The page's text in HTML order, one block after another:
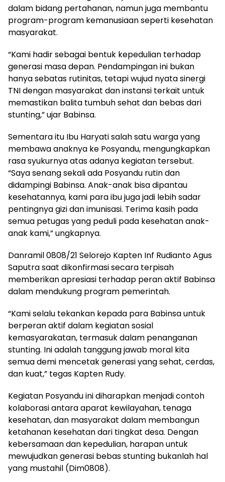
dalam bidang pertahanan, namun juga membantu
program-program kemanusiaan seperti kesehatan
masyarakat.
“Kami hadir sebagai bentuk kepedulian terhadap
generasi masa depan. Pendampingan ini bukan
hanya sebatas rutinitas, tetapi wujud nyata sinergi
TNI dengan masyarakat dan instansi terkait untuk
memastikan balita tumbuh sehat dan bebas dari
stunting,” ujar Babinsa.
Sementara itu Ibu Haryati salah satu warga yang
membawa anaknya ke Posyandu, mengungkapkan
rasa syukurnya atas adanya kegiatan tersebut.
“Saya senang sekali ada Posyandu rutin dan
didampingi Babinsa. Anak-anak bisa dipantau
kesehatannya, kami para ibu juga jadi lebih sadar
pentingnya gizi dan imunisasi. Terima kasih pada
semua petugas yang peduli pada kesehatan anak-
anak kami,” ungkapnya.
Danramil 0808/21 Selorejo Kapten Inf Rudianto Agus
Saputra saat dikonfirmasi secara terpisah
memberikan apresiasi terhadap peran aktif Babinsa
dalam mendukung program pemerintah.
“Kami selalu tekankan kepada para Babinsa untuk
berperan aktif dalam kegiatan sosial
kemasyarakatan, termasuk dalam penanganan
stunting. Ini adalah tanggung jawab moral kita
semua demi mencetak generasi yang sehat, cerdas,
dan kuat,” tegas Kapten Rudy.
Kegiatan Posyandu ini diharapkan menjadi contoh
kolaborasi antara aparat kewilayahan, tenaga
kesehatan, dan masyarakat dalam membangun
ketahanan kesehatan dari tingkat desa. Dengan
kebersamaan dan kepedulian, harapan untuk
mewujudkan generasi bebas stunting bukanlah hal
yang mustahil (Dim0808).